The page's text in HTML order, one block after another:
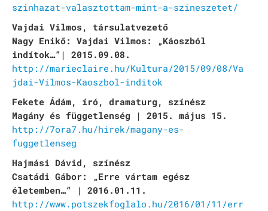
szinhazat-valasztottam-mint-a-szineszetet/
Vajdai Vilmos, társulatvezető
Nagy Enikő: Vajdai Vilmos: „Káoszból
indítok…”| 2015.09.08.
http://marieclaire.hu/Kultura/2015/09/08/Va
jdai-Vilmos-Kaoszbol-inditok
Fekete Ádám, író, dramaturg, színész
Magány és függetlenség | 2015. május 15.
http://7ora7.hu/hirek/magany-es-
fuggetlenseg
Hajmási Dávid, színész
Csatádi Gábor: „Erre vártam egész
életemben…“ | 2016.01.11.
http://www.potszekfoglalo.hu/2016/01/11/err